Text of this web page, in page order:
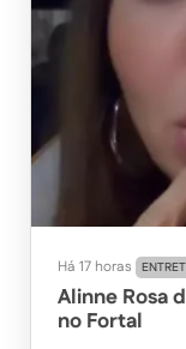
Há 17 horas
Alinne Rosa
no Fortal